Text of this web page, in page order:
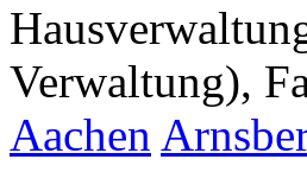
Verwaltung),
Aachen